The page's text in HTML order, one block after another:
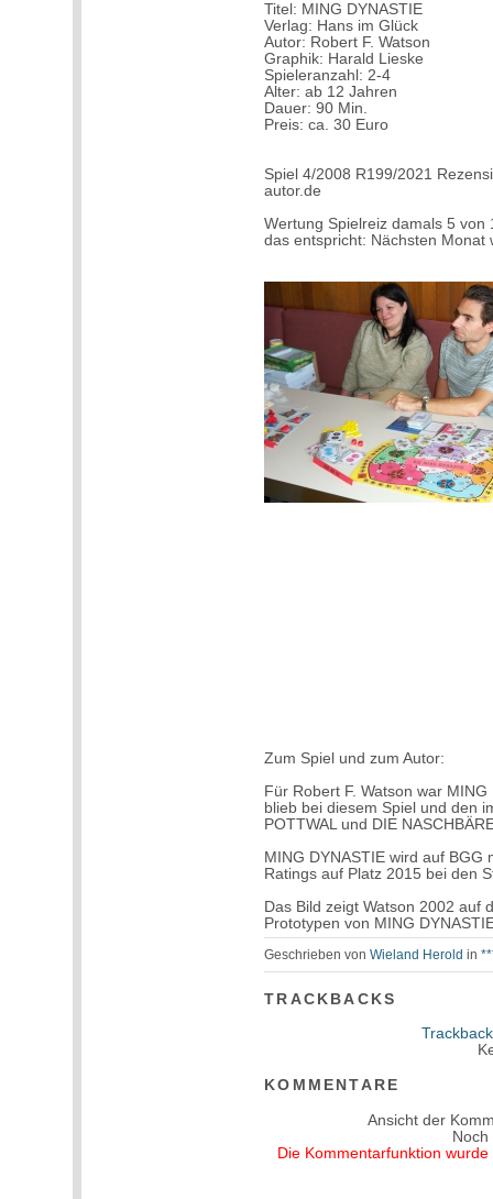
Titel: MING DYNASTIE
Verlag: Hans im Glück
Autor: Robert F. Watson
Graphik: Harald Lieske
Spieleranzahl: 2-4
Alter: ab 12 Jahren
Dauer: 90 Min.
Preis: ca. 30 Euro
Spiel 4/2008 R199/2021
autor.de
Wertung Spielreiz damals 5 von
das entspricht: Nächsten Monat
Zum Spiel und zum Autor:
Für Robert F. Watson war
blieb bei diesem Spiel und den
POTTWAL und DIE
MING DYNASTIE wird auf
Ratings auf Platz 2015 bei den
Das Bild zeigt Watson 2002 auf
Prototypen von MING
Geschrieben vonWieland Herold in
TRACKBACKS
KOMMENTARE
Ansicht der
Die Kommentarfunktion